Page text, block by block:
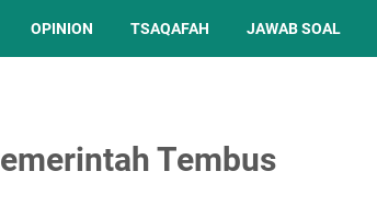
OPINION TSAQAFAH JAWAB SOAL
Tembus